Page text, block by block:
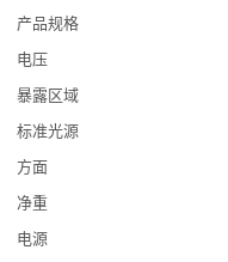
产品规格
电压
暴露区域
标准光源
方面
净重
电源